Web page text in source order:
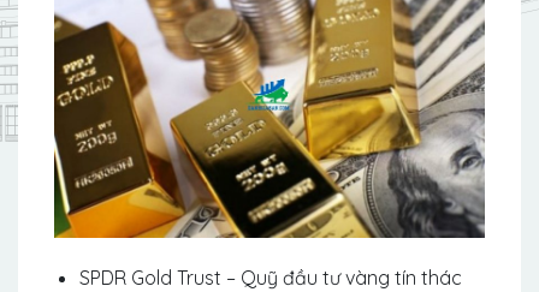
SPDR Gold Trust – Quỹ đầu tư vàng tín thác